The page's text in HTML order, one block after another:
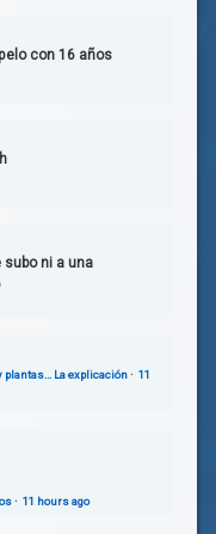
con 16 años
subo ni a una
plantas… La explicación· 11
· 11 hours ago